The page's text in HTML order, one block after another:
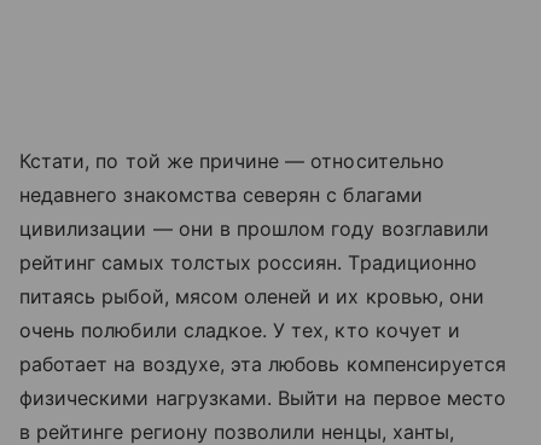
Кстати, по той же причине — относительно
недавнего знакомства северян с благами
цивилизации — они в прошлом году возглавили
рейтинг самых толстых россиян. Традиционно
питаясь рыбой, мясом оленей и их кровью, они
очень полюбили сладкое. У тех, кто кочует и
работает на воздухе, эта любовь компенсируется
физическими нагрузками. Выйти на первое место
в рейтинге региону позволили ненцы, ханты,